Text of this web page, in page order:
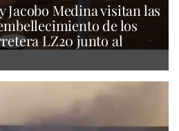
Jacobo Medina visitan las
de los
LZ20 junto al